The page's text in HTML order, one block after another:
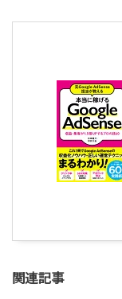
関連記事